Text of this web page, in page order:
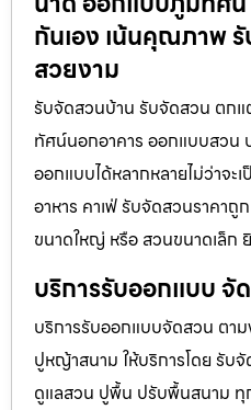
กันเอง เน้นคุณภาพ
สวยงาม
รับจัดสวนบ้าน รับจัดสวน ตก
ทัศน์นอกอาคาร ออกแบบสวน
ออกแบบได้หลากหลายไม่ว่าจะ
อาหาร คาเฟ่ รับจัดสวนราคา
ขนาดใหญ่ หรือ สวนขนาดเล็ก
บริการรับออกแบบ จั
บริการรับออกแบบจัดสวน ตา
ปูหญ้าสนาม ให้บริการโดย รับ
ดูแลสวน ปูพื้น ปรับพื้นสนาม ทุ